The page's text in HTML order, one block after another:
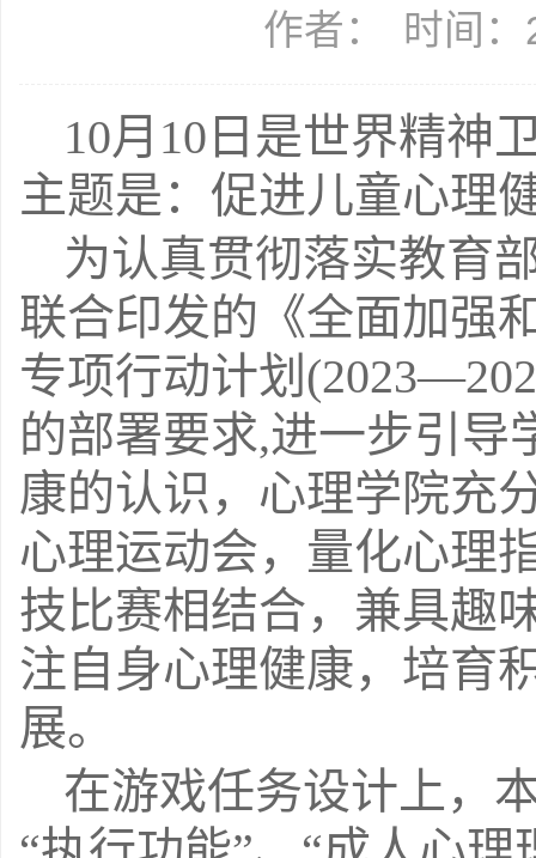
作者： 时间
10月 10 日是世界精神
主题是：促进儿童心理
为认真贯彻落实教育
联合印发的《全面加强
专项行动计划
的部署要求,进一步引导
康的认识，心理学院充
心理运动会，量化心理
技比赛相结合，兼具趣
注自身心理健康，培育
展。
在游戏任务设计上，